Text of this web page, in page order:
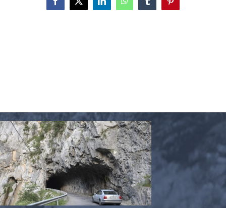
Facebook
X LinkedInWhatsAppTumblrPinterest